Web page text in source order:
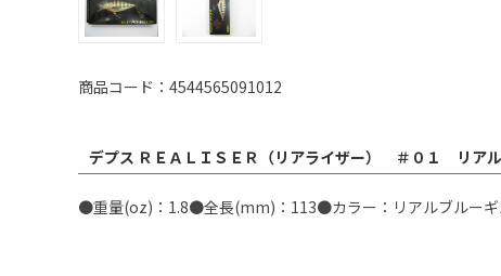
商品コード：4544565091012
デプス ＲＥＡＬＩＳＥＲ（リアライザー） ＃０１ リア
●重量(oz)：1.8●全長(mm)：113●カラー：リアルブルー